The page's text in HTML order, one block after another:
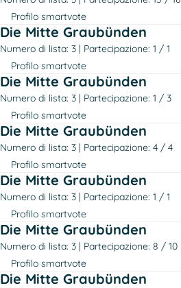
Profilo smartvote
Die Mitte Graubünden
Numero di lista: 3
Partecipazione: 1 / 1
Profilo smartvote
Die Mitte Graubünden
Numero di lista: 3
Partecipazione: 1 / 3
Profilo smartvote
Die Mitte Graubünden
Numero di lista: 3
Partecipazione: 4 / 4
Profilo smartvote
Die Mitte Graubünden
Numero di lista: 3
Partecipazione: 1 / 1
Profilo smartvote
Die Mitte Graubünden
Numero di lista: 3
Partecipazione: 8 / 10
Profilo smartvote
Die Mitte Graubünden